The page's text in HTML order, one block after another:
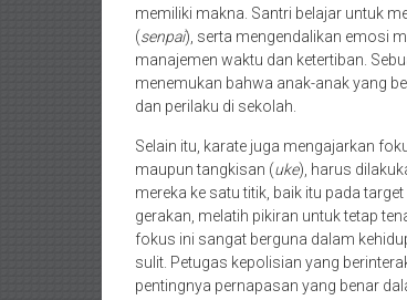
memiliki makna. Santri belajar untuk
(senpai), serta mengendalikan emosi
manajemen waktu dan ketertiban.
menemukan bahwa anak-anak yang
dan perilaku di sekolah.
Selain itu, karate juga mengajarkan
maupun tangkisan (uke), harus
mereka ke satu titik, baik itu pada
gerakan, melatih pikiran untuk tetap
fokus ini sangat berguna dalam
sulit. Petugas kepolisian yang
pentingnya pernapasan yang benar